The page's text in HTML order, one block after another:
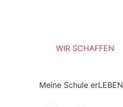
WIR SCHAFFEN
Meine Schule erLEBEN